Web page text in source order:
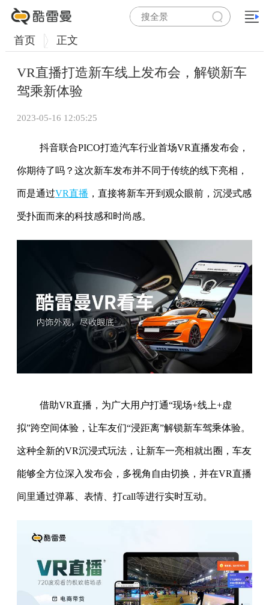
首页 正文
VR直播打造新车线上发布会，解锁新车
驾乘新体验
2023-05-16 12:05:25
抖音联合PICO打造汽车行业首场VR直播发布会，
你期待了吗？这次新车发布并不同于传统的线下亮相，
而是通过VR直播 ，直接将新车开到观众眼前，沉浸式感
受扑面而来的科技感和时尚感。
借助VR直播，为广大用户打通“现场+线上+虚
拟”跨空间体验，让车友们“浸距离”解锁新车驾乘体验。
这种全新的VR沉浸式玩法，让新车一亮相就出圈，车友
能够全方位深入发布会，多视角自由切换，并在VR直播
间里通过弹幕、表情、打call等进行实时互动。